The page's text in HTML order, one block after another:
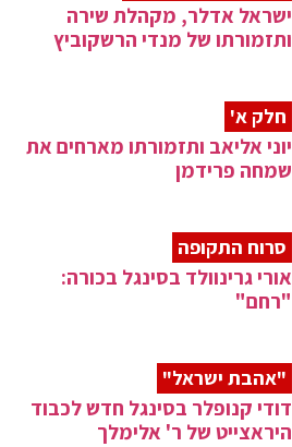
ישראל אדלר, מקהלת שירה
ותזמורתו של מנדי הרשקוביץ
חלק א'
יוני אליאב ותזמורתו מארחים את
שמחה פרידמן
סרוח התקופה
אורי גרינוולד בסינגל בכורה:
"רחם"
"אהבת ישראל"
דודי קנופלר בסינגל חדש לכבוד
היראצייט של ר' אלימלך